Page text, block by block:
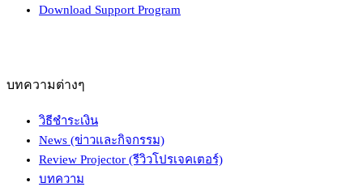
Download Support Program
บทความต่างๆ
วิธีชำระเงิน
News (ข่าวและกิจกรรม)
Review Projector (รีวิวโปรเจคเตอร์)
บทความ